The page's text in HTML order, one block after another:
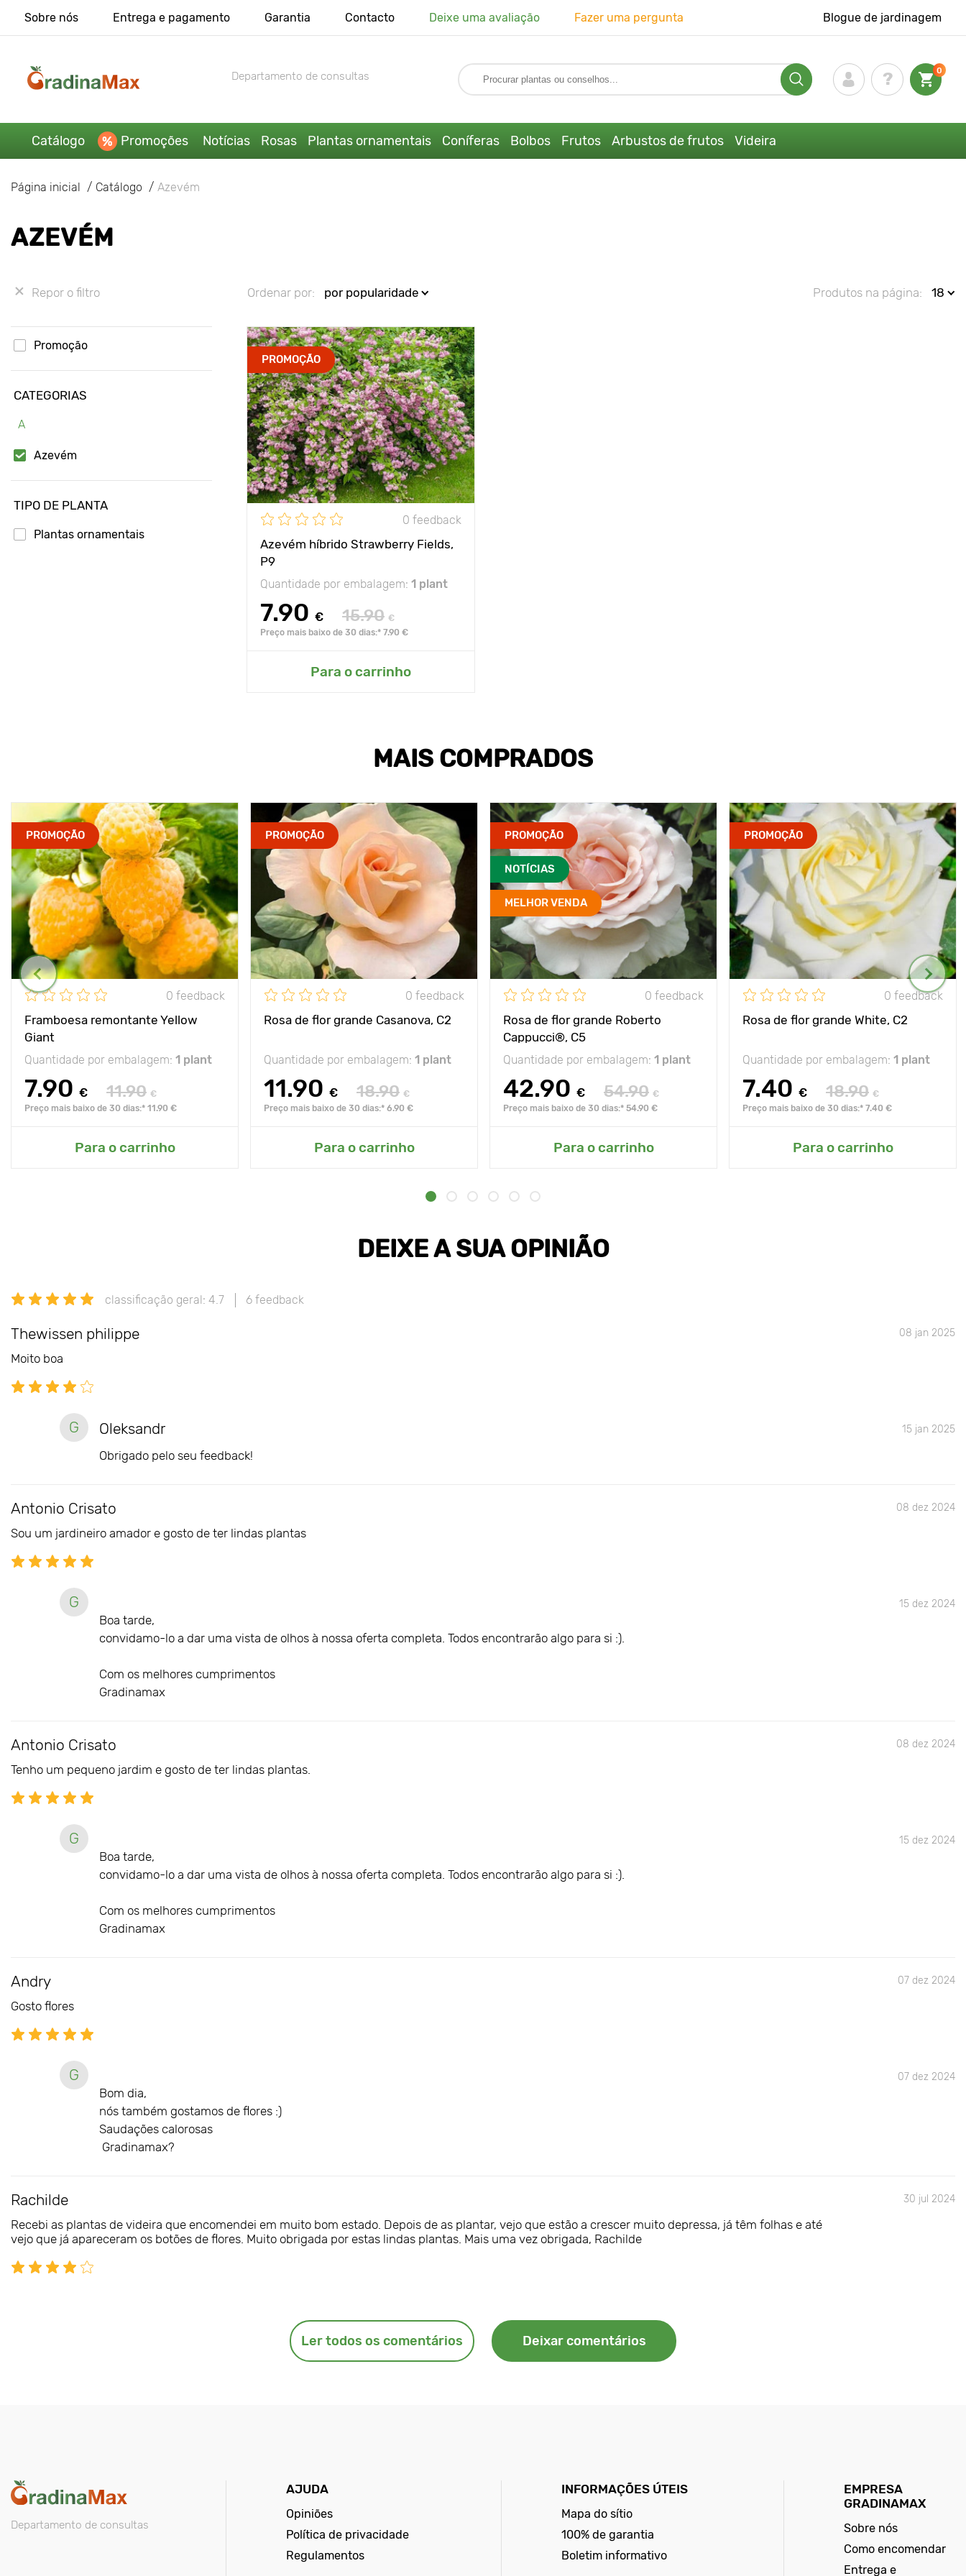
Sobre nós Entrega e pagamento Garantia Contacto Deixe uma avaliação Fazer uma pergunta Blogue de jardinagem
Departamento de consultas 0
Catálogo Promoções Notícias Rosas Plantas ornamentais Coníferas Bolbos Frutos Arbustos de frutos Videira
Página inicial Catálogo Azevém
AZEVÉM
Repor o filtro
Promoção
CATEGORIAS
A
Azevém
TIPO DE PLANTA
Plantas ornamentais
Ordenar por: por popularidade Produtos na página: 18
PROMOÇÃO
0 feedback
Azevém híbrido Strawberry Fields,
P9
Quantidade por embalagem: 1 plant
7.90 € 15.90 €
Preço mais baixo de 30 dias:* 7.90 €
Para o carrinho
MAIS COMPRADOS
PROMOÇÃO
0 feedback
Framboesa remontante Yellow
Giant
Quantidade por embalagem: 1 plant
7.90 € 11.90 €
Preço mais baixo de 30 dias:* 11.90 €
Para o carrinho
PROMOÇÃO
0 feedback
Rosa de flor grande Casanova, C2
Quantidade por embalagem: 1 plant
11.90 € 18.90 €
Preço mais baixo de 30 dias:* 6.90 €
Para o carrinho
PROMOÇÃO
NOTÍCIAS
MELHOR VENDA
0 feedback
Rosa de flor grande Roberto
Cappucci®, C5
Quantidade por embalagem: 1 plant
42.90 € 54.90 €
Preço mais baixo de 30 dias:* 54.90 €
Para o carrinho
PROMOÇÃO
0 feedback
Rosa de flor grande White, C2
Quantidade por embalagem: 1 plant
7.40 € 18.90 €
Preço mais baixo de 30 dias:* 7.40 €
Para o carrinho
DEIXE A SUA OPINIÃO
classificação geral: 4.7 6 feedback
Thewissen philippe 08 jan 2025
Moito boa
G Oleksandr 15 jan 2025
Obrigado pelo seu feedback!
Antonio Crisato 08 dez 2024
Sou um jardineiro amador e gosto de ter lindas plantas
G 15 dez 2024
Boa tarde,
convidamo-lo a dar uma vista de olhos à nossa oferta completa. Todos encontrarão algo para si :).
Com os melhores cumprimentos
Gradinamax
Antonio Crisato 08 dez 2024
Tenho um pequeno jardim e gosto de ter lindas plantas.
G 15 dez 2024
Boa tarde,
convidamo-lo a dar uma vista de olhos à nossa oferta completa. Todos encontrarão algo para si :).
Com os melhores cumprimentos
Gradinamax
Andry 07 dez 2024
Gosto flores
G 07 dez 2024
Bom dia,
nós também gostamos de flores :)
Saudações calorosas
Gradinamax?
Rachilde 30 jul 2024
Recebi as plantas de videira que encomendei em muito bom estado. Depois de as plantar, vejo que estão a crescer muito depressa, já têm folhas e até
vejo que já apareceram os botões de flores. Muito obrigada por estas lindas plantas. Mais uma vez obrigada, Rachilde
Ler todos os comentários Deixar comentários
Departamento de consultas
AJUDA
Opiniões
Política de privacidade
Regulamentos
INFORMAÇÕES ÚTEIS
Mapa do sítio
100% de garantia
Boletim informativo
EMPRESA
GRADINAMAX
Sobre nós
Como encomendar
Entrega e